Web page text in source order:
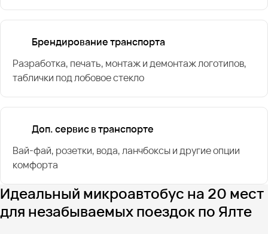
Брендирование транспорта
Разработка, печать, монтаж и демонтаж логотипов,
таблички под лобовое стекло
Доп. сервис в транспорте
Вай-фай, розетки, вода, ланчбоксы и другие опции
комфорта
Идеальный микроавтобус на 20 мест
для незабываемых поездок по Ялте